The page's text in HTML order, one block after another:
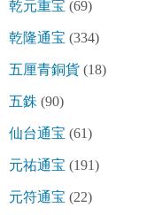
乾元重宝 (69)
乾隆通宝 (334)
五厘青銅貨 (18)
五銖 (90)
仙台通宝 (61)
元祐通宝 (191)
元符通宝 (22)